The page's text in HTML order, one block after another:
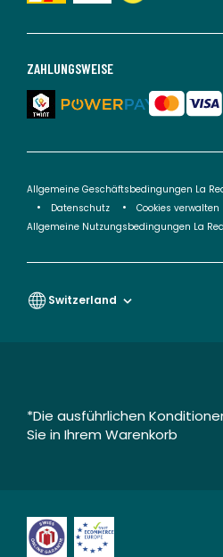
ZAHLUNGSWEISE
Allgemeine Geschäftsbedingungen La
Datenschutz
Cookies verwalten
Allgemeine Nutzungsbedingungen La
Switzerland
*Die ausführlichen
Sie in Ihrem Warenkorb